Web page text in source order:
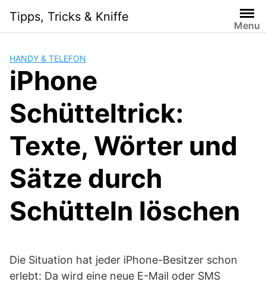
content
Tipps, Tricks & Kniffe
Menu
HANDY & TELEFON
iPhone
Schütteltrick:
Texte, Wörter und
Sätze durch
Schütteln löschen
Die Situation hat jeder iPhone-Besitzer schon
erlebt: Da wird eine neue E-Mail oder SMS